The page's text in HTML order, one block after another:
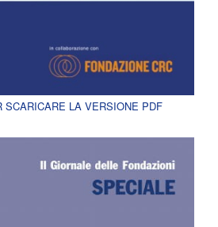
SCARICARE LA VERSIONE PDF